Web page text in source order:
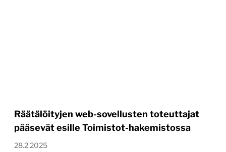
Räätälöityjen web-sovellusten toteuttajat
pääsevät esille Toimistot-hakemistossa
28.2.2025